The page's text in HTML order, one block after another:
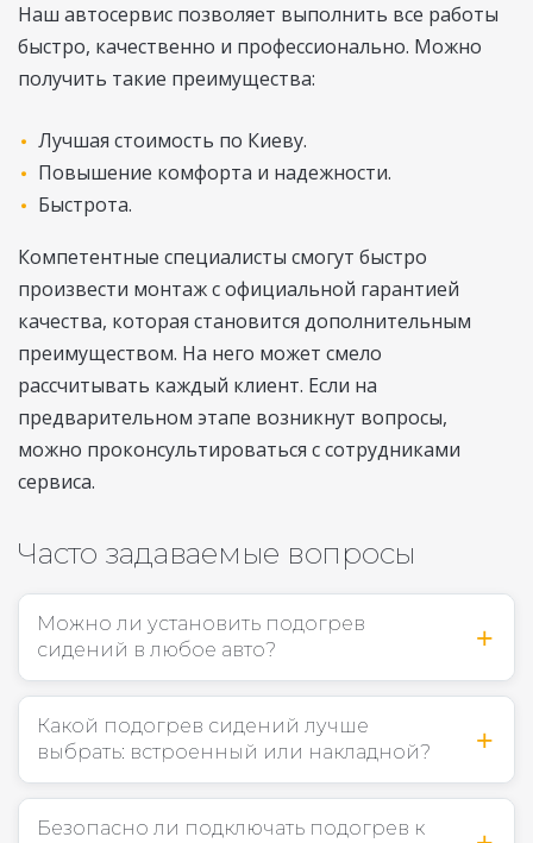
Наш автосервис позволяет выполнить все работы
быстро, качественно и профессионально. Можно
получить такие преимущества:
Лучшая стоимость по Киеву.
Повышение комфорта и надежности.
Быстрота.
Компетентные специалисты смогут быстро
произвести монтаж с официальной гарантией
качества, которая становится дополнительным
преимуществом. На него может смело
рассчитывать каждый клиент. Если на
предварительном этапе возникнут вопросы,
можно проконсультироваться с сотрудниками
сервиса.
Часто задаваемые вопросы
Можно ли установить подогрев
сидений в любое авто?
Какой подогрев сидений лучше
выбрать: встроенный или накладной?
Безопасно ли подключать подогрев к